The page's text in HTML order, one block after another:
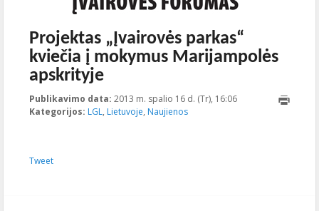
Projektas „Įvairovės parkas“
kviečia į mokymus Marijampolės
apskrityje
Publikavimo data: 2013 m. spalio 16 d. (Tr), 16:06
Kategorijos: LGL, Lietuvoje, Naujienos
Tweet